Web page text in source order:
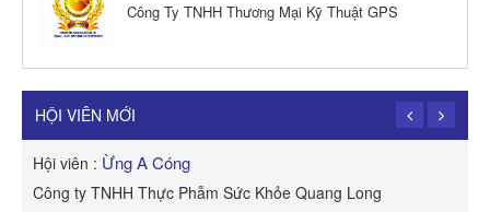
Công Ty TNHH Thương Mại Kỹ Thuật GPS
Công Ty TNHH Dịch vụ Cuộc Sống Hạnh Phúc
HỘI VIÊN MỚI
Hội viên : Ừng A Cóng
Công ty TNHH Thực Phẫm Sức Khỏe Quang Long